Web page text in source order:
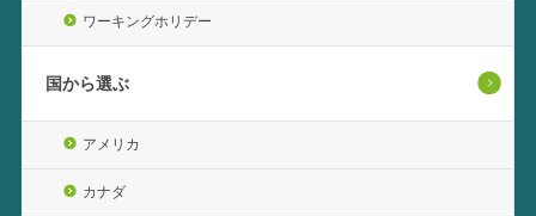
ワーキングホリデー
国から選ぶ
アメリカ
カナダ